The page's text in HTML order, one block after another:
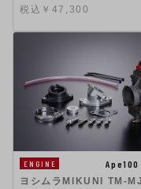
税込￥47,300
ENGINE
ヨシムラMIKUNI TM-